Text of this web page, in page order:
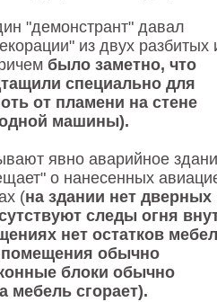
"демонстрант" давал
из двух разбитых
было заметно, что
специально для
от пламени на стене
машины).
явно аварийное
о нанесенных
(на здании нет дверных
следы огня
нет остатков
обычно
блоки обычно
мебель сгорает).